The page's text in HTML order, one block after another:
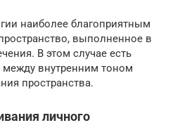
наиболее благоприятным
выполненное в
В этом случае есть
между внутренним тоном
пространства.
личного